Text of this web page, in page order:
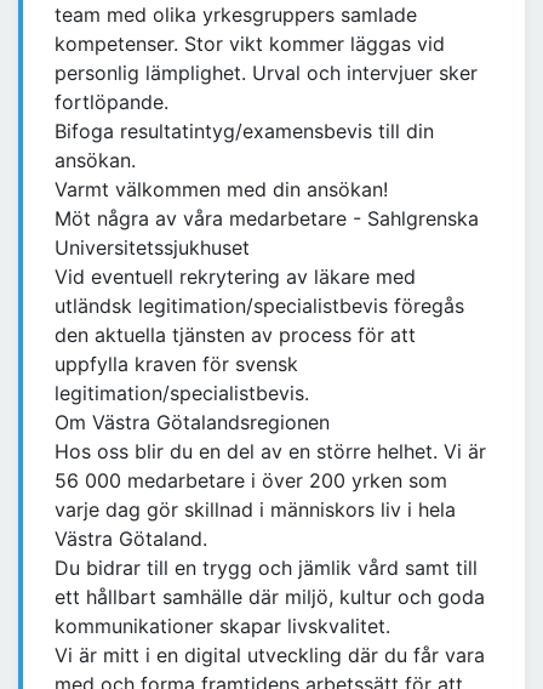
team med olika yrkesgruppers samlade
kompetenser. Stor vikt kommer läggas vid
personlig lämplighet. Urval och intervjuer sker
fortlöpande.
Bifoga resultatintyg/examensbevis till din
ansökan.
Varmt välkommen med din ansökan!
Möt några av våra medarbetare - Sahlgrenska
Universitetssjukhuset
Vid eventuell rekrytering av läkare med
utländsk legitimation/specialistbevis föregås
den aktuella tjänsten av process för att
uppfylla kraven för svensk
legitimation/specialistbevis.
Om Västra Götalandsregionen
Hos oss blir du en del av en större helhet. Vi är
56 000 medarbetare i över 200 yrken som
varje dag gör skillnad i människors liv i hela
Västra Götaland.
Du bidrar till en trygg och jämlik vård samt till
ett hållbart samhälle där miljö, kultur och goda
kommunikationer skapar livskvalitet.
Vi är mitt i en digital utveckling där du får vara